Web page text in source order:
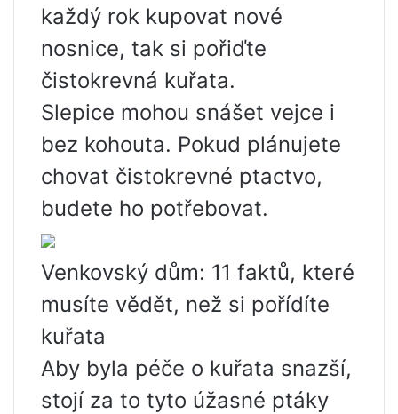
každý rok kupovat nové
nosnice, tak si pořiďte
čistokrevná kuřata.
Slepice mohou snášet vejce i
bez kohouta. Pokud plánujete
chovat čistokrevné ptactvo,
budete ho potřebovat.
Venkovský dům: 11 faktů, které
musíte vědět, než si pořídíte
kuřata
Aby byla péče o kuřata snazší,
stojí za to tyto úžasné ptáky